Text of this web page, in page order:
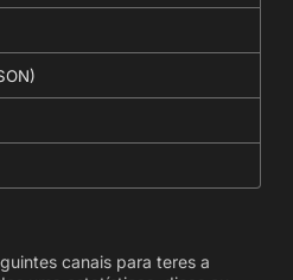
canais para teres a